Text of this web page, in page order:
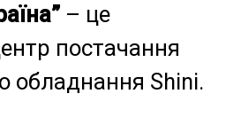
– це
постачання
обладнання Shini.